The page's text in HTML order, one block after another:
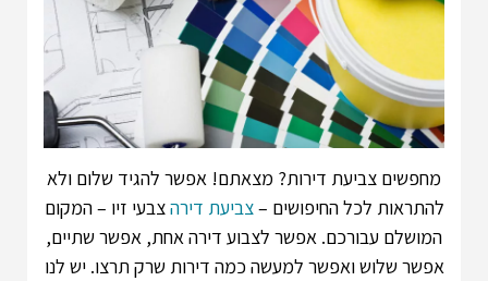
מחפשים צביעת דירות? מצאתם! אפשר להגיד שלום ולא
להתראות לכל החיפושים –צביעת דירהצבעי זיו – המקום
המושלם עבורכם. אפשר לצבוע דירה אחת, אפשר שתיים,
אפשר שלוש ואפשר למעשה כמה דירות שרק תרצו. יש לנו